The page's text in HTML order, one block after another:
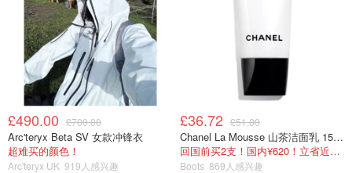
£490.00 £700.00
Arc'teryx Beta SV 女款冲锋衣
超难买的颜色！
Arc'teryx UK 919人感兴趣
£36.72 £51.00
Chanel La Mousse 山茶洁面乳 150ml
回国前买2支！国内¥620！立省近一半！
Boots 869人感兴趣